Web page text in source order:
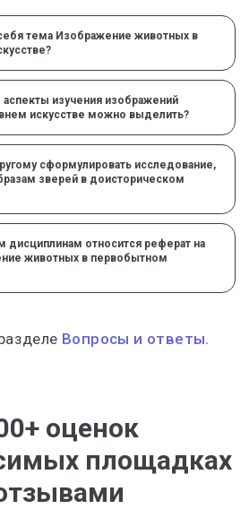
тема Изображение животных в
изучения изображений
искусстве можно выделить?
сформулировать исследование,
зверей в доисторическом
дисциплинам относится реферат на
животных в первобытном
Вопросы и ответы.
оценок
площадках